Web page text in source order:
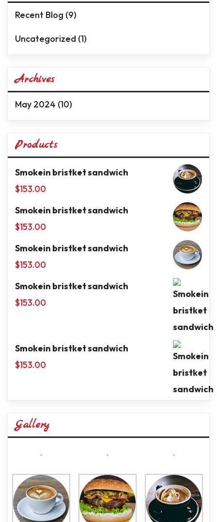
Recent Blog (9)
Uncategorized (1)
Archives
May 2024 (10)
Products
Smokein bristket sandwich
$153.00
Smokein bristket sandwich
$153.00
Smokein bristket sandwich
$153.00
Smokein bristket sandwich
$153.00
Smokein bristket sandwich
$153.00
Gallery